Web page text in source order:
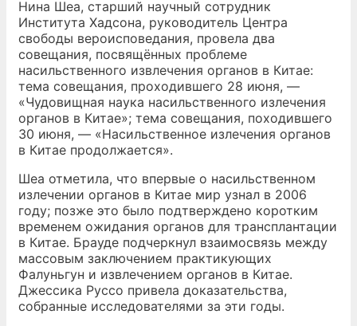
Нина Шеа, старший научный сотрудник
Института Хадсона, руководитель Центра
свободы вероисповедания, провела два
совещания, посвящённых проблеме
насильственного извлечения органов в Китае:
тема совещания, проходившего 28 июня, —
«Чудовищная наука насильственного излечения
органов в Китае»; тема совещания, походившего
30 июня, — «Насильственное излечения органов
в Китае продолжается».
Шеа отметила, что впервые о насильственном
излечении органов в Китае мир узнал в 2006
году; позже это было подтверждено коротким
временем ожидания органов для трансплантации
в Китае. Брауде подчеркнул взаимосвязь между
массовым заключением практикующих
Фалуньгун и извлечением органов в Китае.
Джессика Руссо привела доказательства,
собранные исследователями за эти годы.